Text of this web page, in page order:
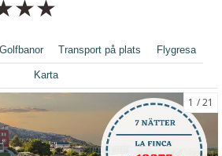
Golfbanor Transport på plats Flygresa
Karta
1 21